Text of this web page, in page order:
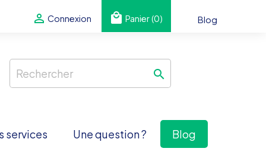
 Connexion local_mall Panier(0) Blog

services Une question ? Blog